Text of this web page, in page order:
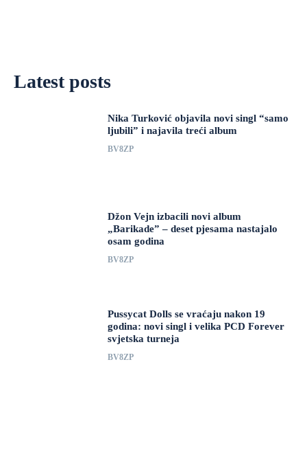
Latest posts
Nika Turković objavila novi singl “samo
ljubili” i najavila treći album
BV8ZP
Džon Vejn izbacili novi album
„Barikade” – deset pjesama nastajalo
osam godina
BV8ZP
Pussycat Dolls se vraćaju nakon 19
godina: novi singl i velika PCD Forever
svjetska turneja
BV8ZP